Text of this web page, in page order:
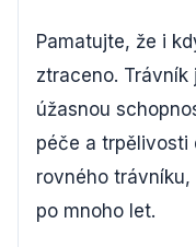
Pamatujte, že i
ztraceno.
úžasnou
péče a trpělivosti
rovného
po mnoho let.